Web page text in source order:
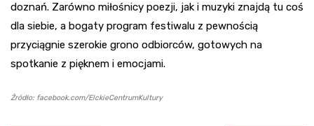
doznań. Zarówno miłośnicy poezji, jak i muzyki znajdą tu coś
dla siebie, a bogaty program festiwalu z pewnością
przyciągnie szerokie grono odbiorców, gotowych na
spotkanie z pięknem i emocjami.
Źródło: facebook.com/ElckieCentrumKultury